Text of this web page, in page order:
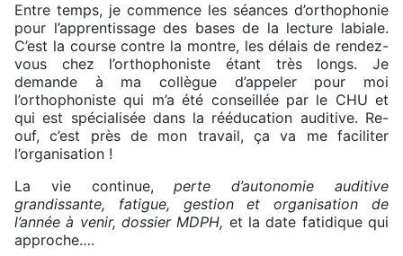
Entre temps, je commence les séances d’orthophonie
pour l’apprentissage des bases de la lecture labiale.
C’est la course contre la montre, les délais de rendez-
vous chez l’orthophoniste étant très longs. Je
demande à ma collègue d’appeler pour moi
l’orthophoniste qui m’a été conseillée par le CHU et
qui est spécialisée dans la rééducation auditive. Re-
ouf, c’est près de mon travail, ça va me faciliter
l’organisation !
La vie continue, perte d’autonomie auditive
grandissante, fatigue, gestion et organisation de
l’année à venir, dossier MDPH, et la date fatidique qui
approche….